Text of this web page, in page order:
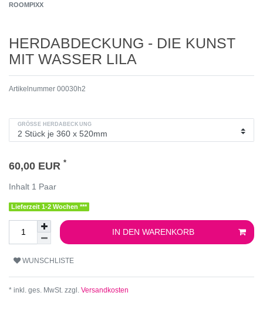
ROOMPIXX
HERDABDECKUNG - DIE KUNST
MIT WASSER LILA
Artikelnummer 00030h2
GRÖSSE HERDABECKUNG
60,00 EUR *
Inhalt 1 Paar
Lieferzeit 1-2 Wochen ***
IN DEN WARENKORB
WUNSCHLISTE
* inkl. ges. MwSt. zzgl. Versandkosten